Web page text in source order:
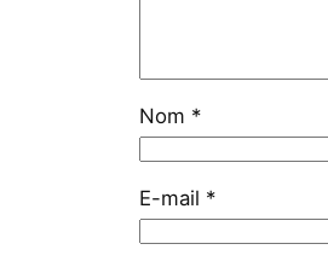
Nom *
E-mail *